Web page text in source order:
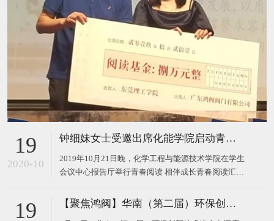
19
2020-10
钟细妹女士受邀出席化能学院启动青春阅读汇系列活动
2019年10月21日晚，化学工程与能源技术学院在学生
会议中心报告厅举行青春阅读 相伴成长青春阅读汇启
限公司董事长钟细妹、化能学院党委书记夏勇、化能
19 【聚焦鸿阀】华南（第二届）环保创新技术峰会